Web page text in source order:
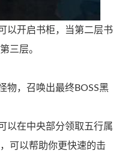
开启书柜，当第二层书
三层。
，召唤出最终BOSS黑
在中央部分领取五行属
可以帮助你更快速的击